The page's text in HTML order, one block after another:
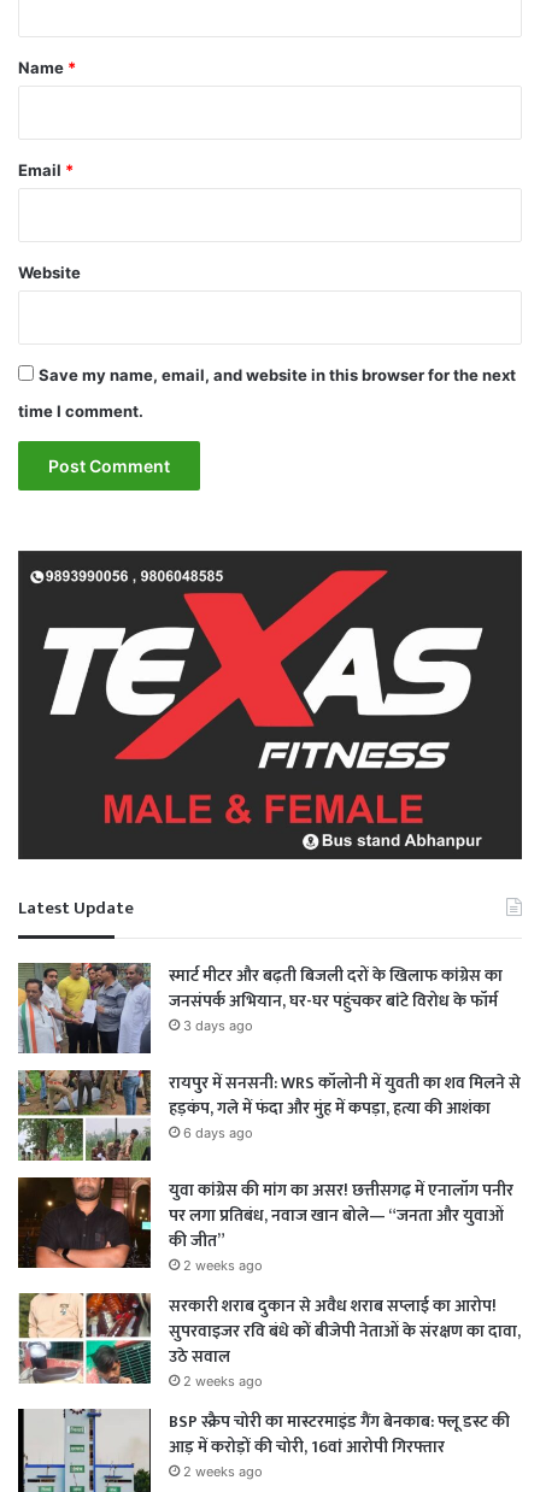
*
Name *
Email *
Website
Save my name, email, and website in this browser for the next
time I comment.
Latest Update
स्मार्ट मीटर और बढ़ती बिजली दरों के खिलाफ कांग्रेस का
जनसंपर्क अभियान, घर-घर पहुंचकर बांटे विरोध के फॉर्म
3 days ago
रायपुर में सनसनी: WRS कॉलोनी में युवती का शव मिलने से
हड़कंप, गले में फंदा और मुंह में कपड़ा, हत्या की आशंका
6 days ago
युवा कांग्रेस की मांग का असर! छत्तीसगढ़ में एनालॉग पनीर
पर लगा प्रतिबंध, नवाज खान बोले— “जनता और युवाओं
की जीत”
2 weeks ago
सरकारी शराब दुकान से अवैध शराब सप्लाई का आरोप!
सुपरवाइजर रवि बंधे कों बीजेपी नेताओं के संरक्षण का दावा,
उठे सवाल
2 weeks ago
BSP स्क्रैप चोरी का मास्टरमाइंड गैंग बेनकाब: फ्लू डस्ट की
आड़ में करोड़ों की चोरी, 16वां आरोपी गिरफ्तार
2 weeks ago